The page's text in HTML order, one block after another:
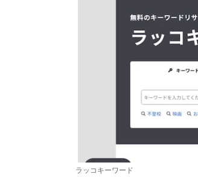
ラッコキーワード